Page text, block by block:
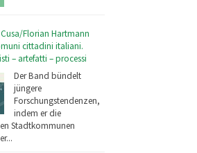
Florian Hartmann
cittadini italiani.
– artefatti – processi
Der Band bündelt
jüngere
Forschungstendenzen,
indem er die
Stadtkommunen